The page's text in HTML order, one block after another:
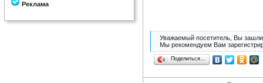
Реклама
Уважаемый посетитель, Вы зашли
Мы рекомендуем Вам
Поделиться…